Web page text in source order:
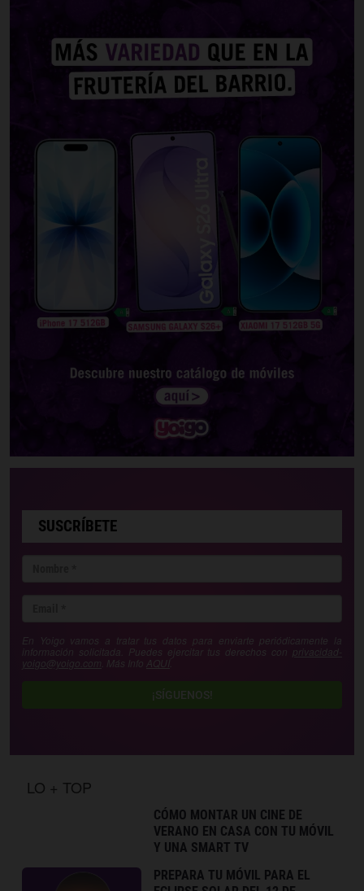
SUSCRÍBETE
En Yoigo vamos a tratar tus datos para enviarte periódicamente la
información solicitada. Puedes ejercitar tus derechos con privacidad-
yoigo@yoigo.com . Más Info AQUÍ
¡SÍGUENOS!
LO + TOP
CÓMO MONTAR UN CINE DE
VERANO EN CASA CON TU MÓVIL
Y UNA SMART TV
PREPARA TU MÓVIL PARA EL